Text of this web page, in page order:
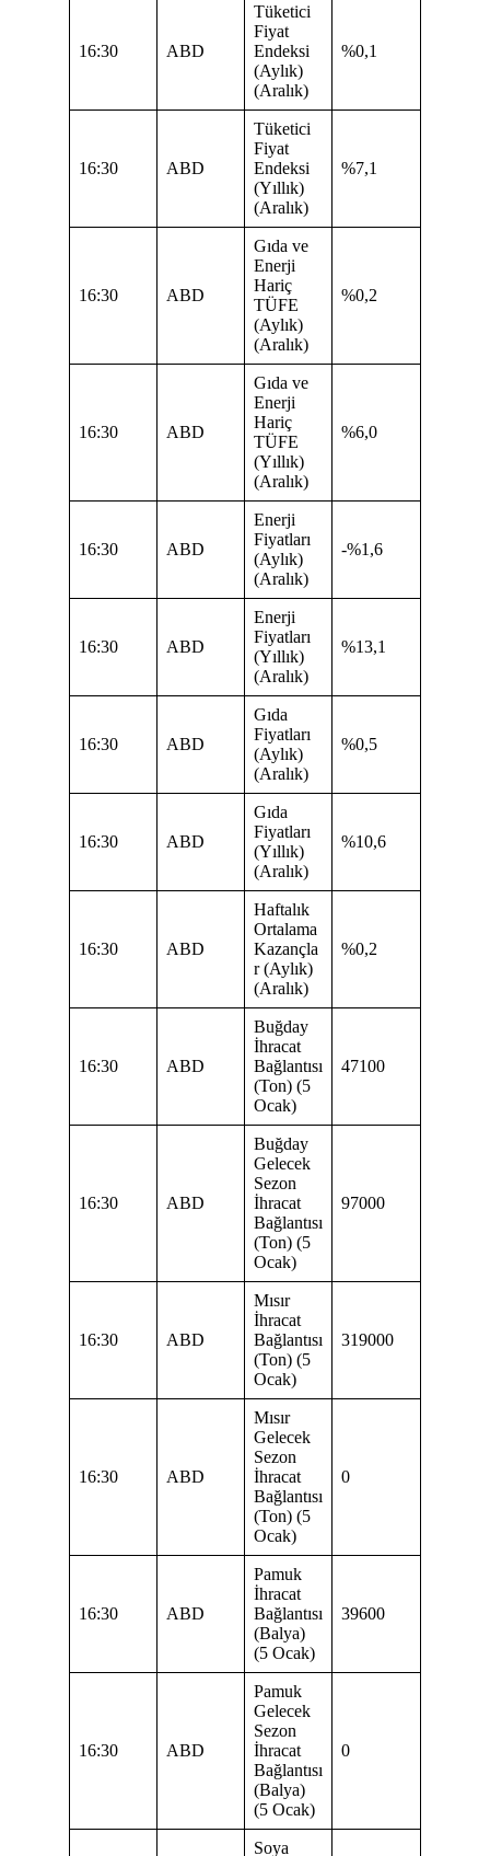
16:30 ABD
Tüketici
Fiyat
Endeksi
(Aylık)
(Aralık)
%0,1
16:30 ABD
Tüketici
Fiyat
Endeksi
(Yıllık)
(Aralık)
%7,1
16:30 ABD
Gıda ve
Enerji
Hariç
TÜFE
(Aylık)
(Aralık)
%0,2
16:30 ABD
Gıda ve
Enerji
Hariç
TÜFE
(Yıllık)
(Aralık)
%6,0
16:30 ABD
Enerji
Fiyatları
(Aylık)
(Aralık)
-%1,6
16:30 ABD
Enerji
Fiyatları
(Yıllık)
(Aralık)
%13,1
16:30 ABD
Gıda
Fiyatları
(Aylık)
(Aralık)
%0,5
16:30 ABD
Gıda
Fiyatları
(Yıllık)
(Aralık)
%10,6
16:30 ABD
Haftalık
Ortalama
Kazançla
r (Aylık)
(Aralık)
%0,2
16:30 ABD
Buğday
İhracat
Bağlantısı
(Ton) (5
Ocak)
47100
16:30 ABD
Buğday
Gelecek
Sezon
İhracat
Bağlantısı
(Ton) (5
Ocak)
97000
16:30 ABD
Mısır
İhracat
Bağlantısı
(Ton) (5
Ocak)
319000
16:30 ABD
Mısır
Gelecek
Sezon
İhracat
Bağlantısı
(Ton) (5
Ocak)
0
16:30 ABD
Pamuk
İhracat
Bağlantısı
(Balya)
(5 Ocak)
39600
16:30 ABD
Pamuk
Gelecek
Sezon
İhracat
Bağlantısı
(Balya)
(5 Ocak)
0
Soya